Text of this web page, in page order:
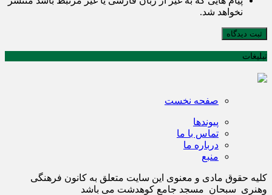
نخواهد شد.
ثبت دیدگاه
تبلیغات
صفحه نخست
پیوندها
تماس با ما
درباره ما
منبع
کلیه حقوق مادی و معنوی این سایت متعلق به کانون فرهنگی
وهنری سبحان مسجد جامع کوهدشت می باشد